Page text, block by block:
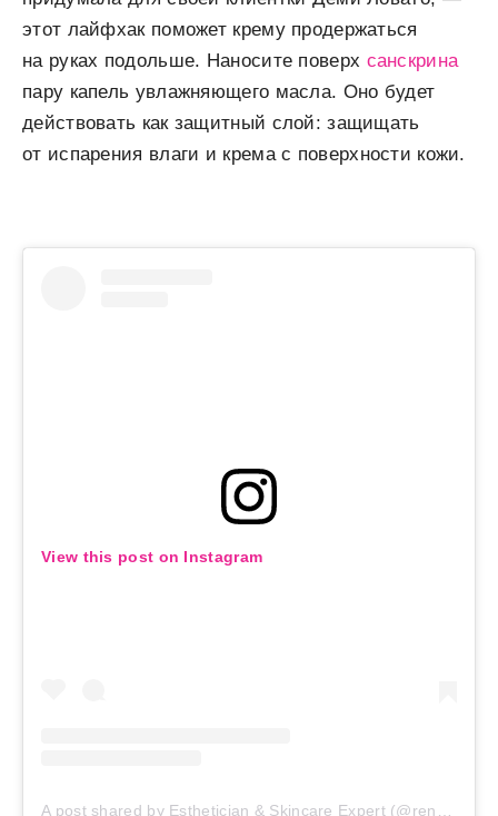
этот лайфхак поможет крему продержаться
на руках подольше. Наносите поверх санскрина
пару капель увлажняющего масла. Оно будет
действовать как защитный слой: защищать
от испарения влаги и крема с поверхности кожи.
View this post on Instagram
A post shared by Esthetician & Skincare Expert (@reneerouleau)